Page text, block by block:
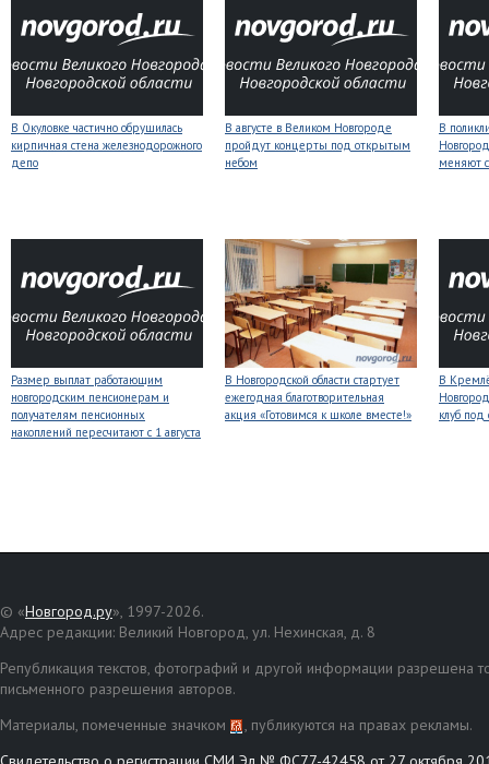
В Окуловке частично обрушилась
кирпичная стена железнодорожного
депо
В августе в Великом Новгороде
пройдут концерты под открытым
небом
В
меняют
Размер выплат работающим
новгородским пенсионерам и
получателям пенсионных
накоплений пересчитают с 1 августа
В Новгородской области стартует
ежегодная благотворительная
акция «Готовимся к школе вместе!»
В
клуб
© «Новгород.ру», 1997-2026.
Адрес редакции: Великий Новгород, ул. Нехинская, д. 8
Републикация текстов, фотографий и другой информации разрешена
письменного разрешения авторов.
Материалы, помеченные значком
, публикуются на правах рекламы.